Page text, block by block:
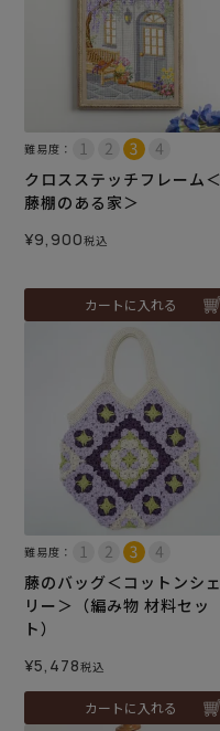
難易度：
クロスステッチフレーム＜
藤棚のある家＞
¥9,900税込
カートに入れる
難易度：
藤のバッグ＜コットンシェ
リー＞（編み物 材料セッ
ト）
¥5,478税込
カートに入れる